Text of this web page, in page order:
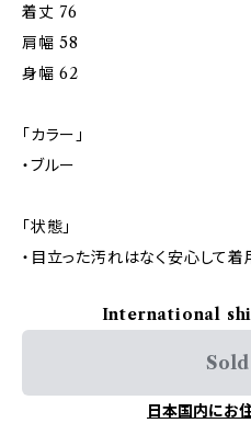
着丈 76
肩幅 58
身幅 62
「カラー」
・ブルー
「状態」
・目立った汚れはなく安心して着
International
日本国内にお